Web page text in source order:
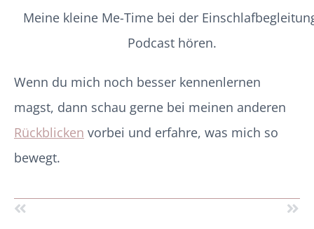
Meine kleine Me-Time bei der
Podcast hören.
Wenn du mich noch besser kennenlernen
magst, dann schau gerne bei meinen anderen
Rückblicken vorbei und erfahre, was mich so
bewegt.